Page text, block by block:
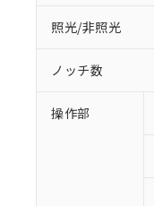
照光/非照光
ノッチ数
操作部